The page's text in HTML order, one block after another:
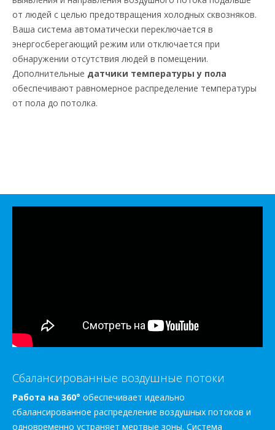
от людей с целью предотвращения холодных сквозняков.
Ваша система автоматически переключается в
энергосберегающий режим или отключается при
обнаружении отсутствия людей в помещении.
Дополнительные датчики температуры у пола
обеспечивают равномерное распределение температуры
от пола до потолка.
Сбалансированные воздушные потоки
Работа на 360° обеспечивает идеально
сбалансированное распределение воздушных потоков и
одновременно устраняет мертвые зоны. Система